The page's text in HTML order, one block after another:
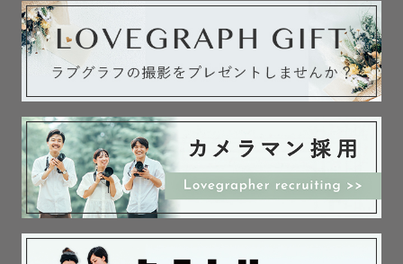
させてください🥰💕💕
* ┈ ┈ ┈ ┈  撮影について  ┈ ┈ ┈ ┈ *
❏ 撮影前のご連絡